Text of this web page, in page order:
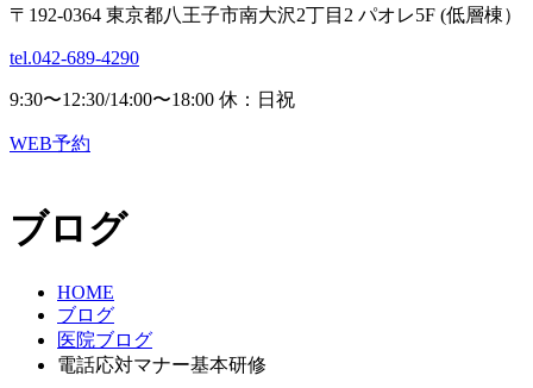
〒192-0364 東京都八王子市南大沢2丁目2 パオレ5F (低層棟）
tel.042-689-4290
9:30〜12:30/14:00〜18:00 休：日祝
WEB予約
ブログ
HOME
ブログ
医院ブログ
電話応対マナー基本研修